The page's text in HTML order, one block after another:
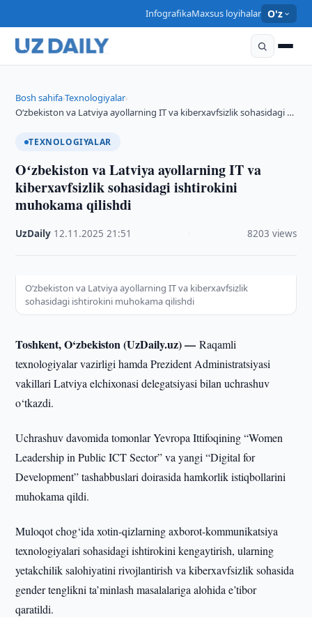
InfografikaMaxsus loyihalar O'z
Bosh sahifa›Texnologiyalar›
Oʻzbekiston va Latviya ayollarning IT va kiberxavfsizlik sohasidagi …
TEXNOLOGIYALAR
Oʻzbekiston va Latviya ayollarning IT va
kiberxavfsizlik sohasidagi ishtirokini
muhokama qilishdi
UzDaily 12.11.2025 ·21:51 8203 views
Oʻzbekiston va Latviya ayollarning IT va kiberxavfsizlik
sohasidagi ishtirokini muhokama qilishdi
Toshkent, O‘zbekiston (UzDaily.uz) —Raqamli
texnologiyalar vazirligi hamda Prezident Administratsiyasi
vakillari Latviya elchixonasi delegatsiyasi bilan uchrashuv
o‘tkazdi.
Uchrashuv davomida tomonlar Yevropa Ittifoqining “Women
Leadership in Public ICT Sector” va yangi “Digital for
Development” tashabbuslari doirasida hamkorlik istiqbollarini
muhokama qildi.
Muloqot chog‘ida xotin-qizlarning axborot-kommunikatsiya
texnologiyalari sohasidagi ishtirokini kengaytirish, ularning
yetakchilik salohiyatini rivojlantirish va kiberxavfsizlik sohasida
gender tenglikni ta’minlash masalalariga alohida e’tibor
qaratildi.